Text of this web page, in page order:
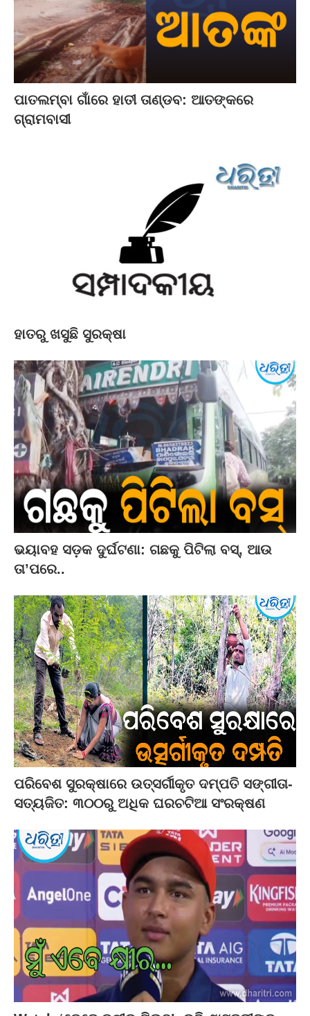
ପାତଲମ୍ବା ଗାଁରେ ହାତୀ ତାଣ୍ଡବ: ଆତଙ୍କରେ
ଗ୍ରାମବାସୀ
ହାତରୁ ଖସୁଛି ସୁରକ୍ଷା
ଭୟାବହ ସଡ଼କ ଦୁର୍ଘଟଣା: ଗଛକୁ ପିଟିଲା ବସ୍‌, ଆଉ
ତା’ପରେ..
ପରିବେଶ ସୁରକ୍ଷାରେ ଉତ୍ସର୍ଗୀକୃତ ଦମ୍ପତି ସଙ୍ଗୀତା-
ସତ୍ୟଜିତ: ୩୦୦ରୁ ଅଧିକ ଘରଚଟିଆ ସଂରକ୍ଷଣ